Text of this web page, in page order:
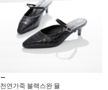
천연가죽 블랙스완 뮬